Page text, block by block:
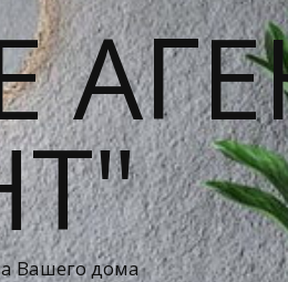
Вашего дома